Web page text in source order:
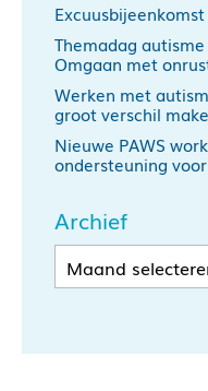
Themadag
Omgaan met
Werken met
groot verschil
Nieuwe PAWS
ondersteuning
Archief